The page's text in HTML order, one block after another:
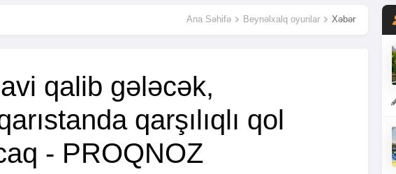
Ana Səhifə Beynəlxalq oyunlar Xəbər
qalib gələcək,
qarşılıqlı qol
- PROQNOZ